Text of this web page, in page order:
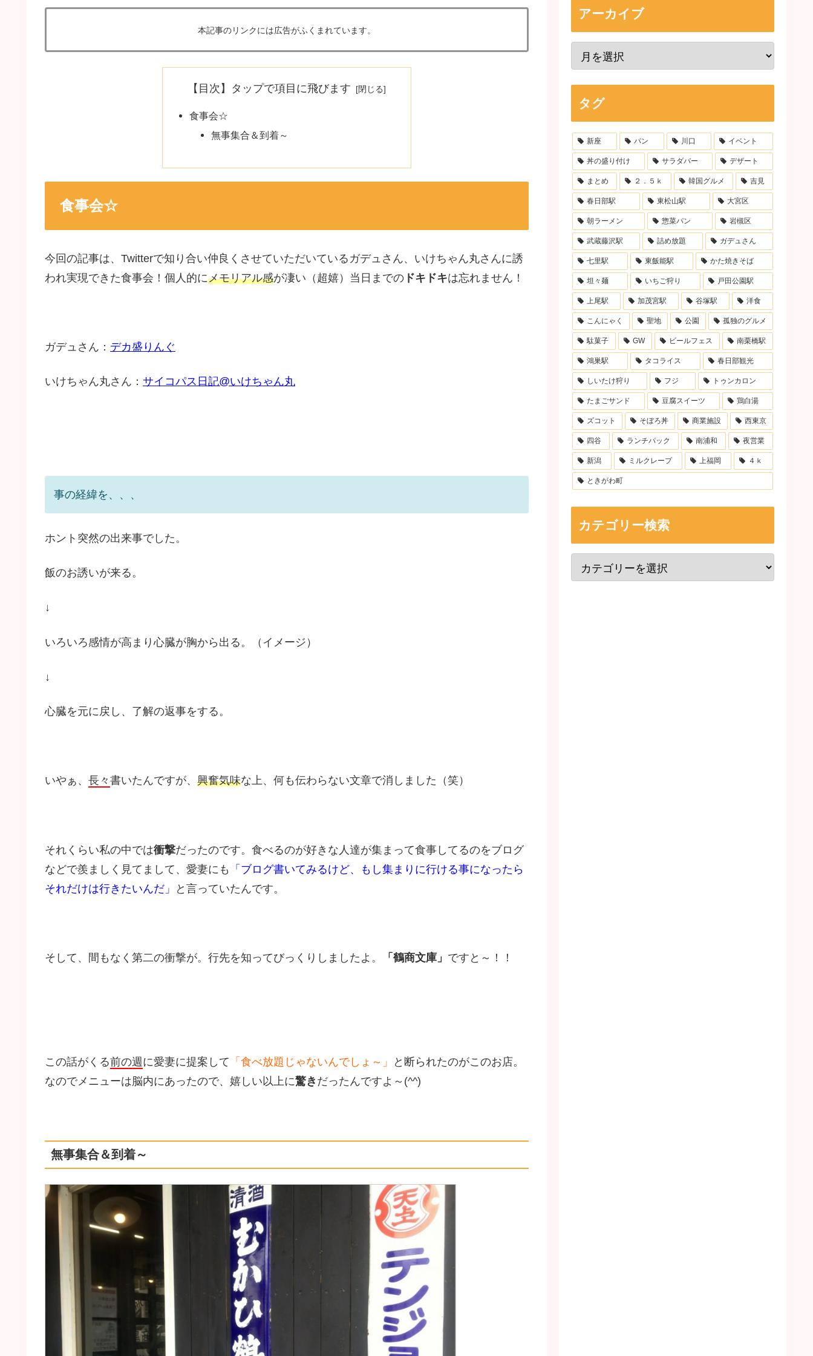
本記事のリンクには広告がふくまれています。
【目次】タップで項目に飛びます
食事会☆
無事集合＆到着～
食事会☆
今回の記事は、Twitterで知り合い仲良くさせていただいているガデュさん、いけちゃん丸さんに誘
われ実現できた食事会！個人的にメモリアル感が凄い（超嬉）当日までの ドキドキは忘れません！
ガデュさん： デカ盛りんぐ
いけちゃん丸さん： サイコパス日記@いけちゃん丸
事の経緯を、、、
ホント突然の出来事でした。
飯のお誘いが来る。
↓
いろいろ感情が高まり心臓が胸から出る。（イメージ）
↓
心臓を元に戻し、了解の返事をする。
いやぁ、 長々 書いたんですが、 興奮気味な上、何も伝わらない文章で消しました（笑）
それくらい私の中では衝撃だったのです。食べるのが好きな人達が集まって食事してるのをブログ
などで羨ましく見てまして、愛妻にも
「ブログ書いてみるけど、もし集まりに行ける事になったら
それだけは行きたいんだ」
と言っていたんです。
そして、間もなく第二の衝撃が。行先を知ってびっくりしましたよ。 「鶴商文庫」 ですと～！！
この話がくる前の週 に愛妻に提案して 「食べ放題じゃないんでしょ～」
と断られたのがこのお店。
なのでメニューは脳内にあったので、嬉しい以上に驚き だったんですよ～(^^)
無事集合＆到着～
アーカイブ
タグ
新座 パン 川口 イベント
丼の盛り付け サラダバー デザート
まとめ ２．５ｋ 韓国グルメ 吉見
春日部駅 東松山駅 大宮区
朝ラーメン 惣菜パン 岩槻区
武蔵藤沢駅 詰め放題 ガデュさん
七里駅 東飯能駅 かた焼きそば
坦々麺 いちご狩り 戸田公園駅
上尾駅 加茂宮駅 谷塚駅 洋食
こんにゃく 聖地 公園 孤独のグルメ
駄菓子 GW ビールフェス 南栗橋駅
鴻巣駅 タコライス 春日部観光
しいたけ狩り フジ トゥンカロン
たまごサンド 豆腐スイーツ 鶏白湯
ズコット そぼろ丼 商業施設 西東京
四谷 ランチパック 南浦和 夜営業
新潟 ミルクレープ 上福岡 ４ｋ
ときがわ町
カテゴリー検索